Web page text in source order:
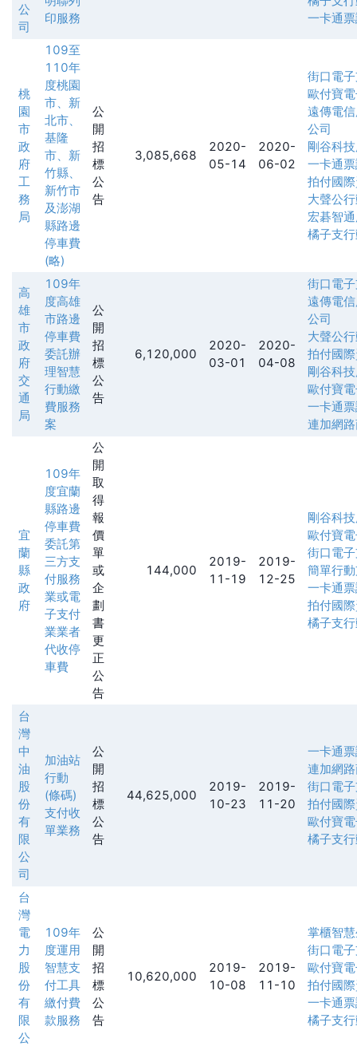
公
司
印服務
一卡通
桃
園
市
政
府
工
務
局
109至
110年
度桃園
市、新
北市、
基隆
市、新
竹縣、
新竹市
及澎湖
縣路邊
停車費
(略)
公
開
招
標
公
告
3,085,668
2020-
05-14
2020-
06-02
街口電
歐付寶
遠傳電
公司
剛谷科
一卡通
拍付國
大聲公
宏碁智
橘子支
高
雄
市
政
府
交
通
局
109年
度高雄
市路邊
停車費
委託辦
理智慧
行動繳
費服務
案
公
開
招
標
公
告
6,120,000
2020-
03-01
2020-
04-08
街口電
遠傳電
公司
大聲公
拍付國
剛谷科
歐付寶
一卡通
連加網
宜
蘭
縣
政
府
109年
度宜蘭
縣路邊
停車費
委託第
三方支
付服務
業或電
子支付
業業者
代收停
車費
公
開
取
得
報
價
單
或
企
劃
書
更
正
公
告
144,000
2019-
11-19
2019-
12-25
剛谷科
歐付寶
街口電
簡單行
一卡通
拍付國
橘子支
台
灣
中
油
股
份
有
限
公
司
加油站
行動
(條碼)
支付收
單業務
公
開
招
標
公
告
44,625,000
2019-
10-23
2019-
11-20
一卡通
連加網
街口電
拍付國
歐付寶
橘子支
台
灣
電
力
股
份
有
限
公
109年
度運用
智慧支
付工具
繳付費
款服務
公
開
招
標
公
告
10,620,000
2019-
10-08
2019-
11-10
掌櫃智
街口電
歐付寶
拍付國
一卡通
橘子支